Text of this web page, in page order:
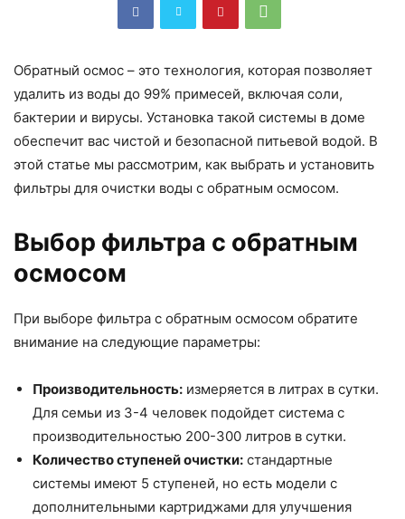
Обратный осмос – это технология, которая позволяет
удалить из воды до 99% примесей, включая соли,
бактерии и вирусы. Установка такой системы в доме
обеспечит вас чистой и безопасной питьевой водой. В
этой статье мы рассмотрим, как выбрать и установить
фильтры для очистки воды с обратным осмосом.
Выбор фильтра с обратным
осмосом
При выборе фильтра с обратным осмосом обратите
внимание на следующие параметры:
Производительность: измеряется в литрах в сутки.
Для семьи из 3-4 человек подойдет система с
производительностью 200-300 литров в сутки.
Количество ступеней очистки: стандартные
системы имеют 5 ступеней, но есть модели с
дополнительными картриджами для улучшения